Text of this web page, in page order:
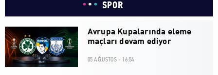
SPOR
Avrupa Kupalarında eleme
maçları devam ediyor
05 AĞUSTOS - 16:54